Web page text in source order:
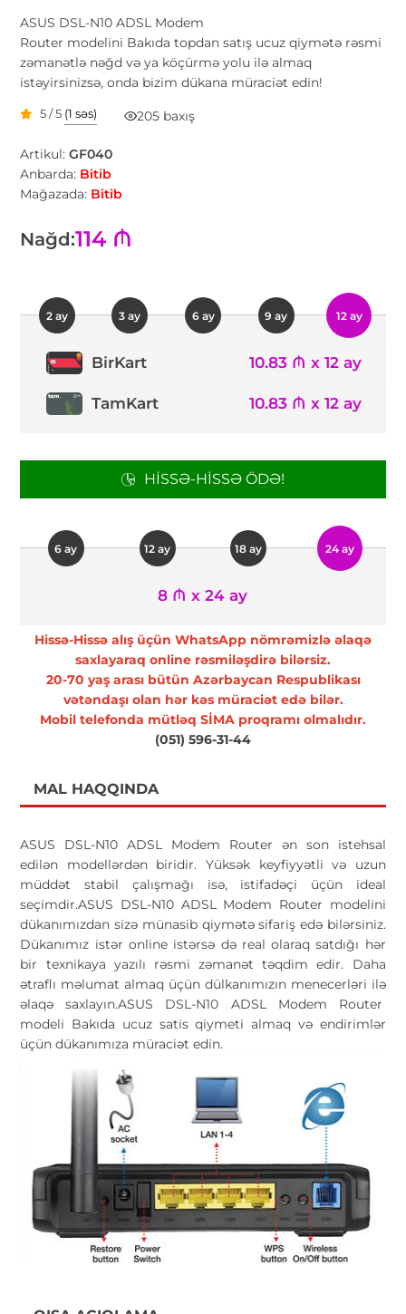
ASUS DSL-N10 ADSL Modem
Router modelini Bakıda topdan satış ucuz qiymətə rəsmi
zəmanətlə nəğd və ya köçürmə yolu ilə almaq
istəyirsinizsə, onda bizim dükana müraciət edin!
5 / 5 (1 səs) 205 baxış
Artikul:GF040
Anbarda: Bitib
Mağazada: Bitib
Nağd:114 ₼
2 ay 3 ay 6 ay 9 ay 12 ay
BirKart 10.83 ₼ x 12 ay
TamKart 10.83 ₼ x 12 ay
HISSƏ-HISSƏ ÖDƏ!
6 ay 12 ay 18 ay 24 ay
8 ₼ x 24 ay
Hissə-Hissə alış üçün WhatsApp nömrəmizlə əlaqə
saxlayaraq online rəsmiləşdirə bilərsiz.
20-70 yaş arası bütün Azərbaycan Respublikası
vətəndaşı olan hər kəs müraciət edə bilər.
Mobil telefonda mütləq SİMA proqramı olmalıdır.
(051) 596-31-44
MAL HAQQINDA
ASUS DSL-N10 ADSL Modem Router ən son istehsal
edilən modellərdən biridir. Yüksək keyfiyyətli və uzun
müddət stabil çalışmağı isə, istifadəçi üçün ideal
seçimdir.ASUS DSL-N10 ADSL Modem Router modelini
dükanımızdan sizə münasib qiymətə sifariş edə bilərsiniz.
Dükanımız istər online istərsə də real olaraq satdığı hər
bir texnikaya yazılı rəsmi zəmanət təqdim edir. Daha
ətraflı məlumat almaq üçün dülkanımızın menecerləri ilə
əlaqə saxlayın.ASUS DSL-N10 ADSL Modem Router
modeli Bakıda ucuz satis qiymeti almaq və endirimlər
üçün dükanımıza müraciət edin.